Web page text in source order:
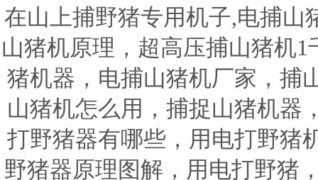
在山上捕野猪专用机子,电捕山
山猪机原理，超高压捕山猪机
猪机器，电捕山猪机厂家，捕
山猪机怎么用，捕捉山猪机器
打野猪器有哪些，用电打野猪
野猪器原理图解，用电打野猪